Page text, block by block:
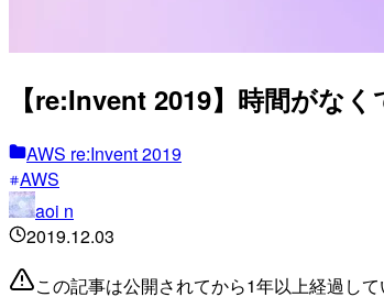
【re:Invent 2019】時間がな
AWS re:Invent 2019
AWS
aoi n
2019.12.03
この記事は公開されてから1年以上経過し